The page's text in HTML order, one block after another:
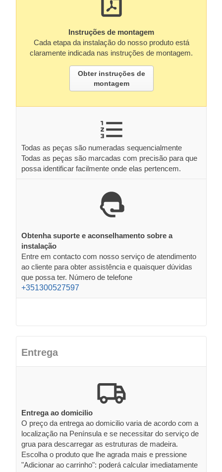
Instruções de montagem
Cada etapa da instalação do nosso produto está
claramente indicada nas instruções de montagem.
Obter instruções de
montagem
Todas as peças são numeradas sequencialmente
Todas as peças são marcadas com precisão para que
possa identificar facilmente onde elas pertencem.
Obtenha suporte e aconselhamento sobre a
instalação
Entre em contacto com nosso serviço de atendimento
ao cliente para obter assistência e quaisquer dúvidas
que possa ter. Número de telefone
+351300527597
Entrega
Entrega ao domicilio
O preço da entrega ao domicilio varia de acordo com a
localização na Península e se necessitar do serviço de
grua para descarregar as estruturas de madeira.
Escolha o produto que lhe agrada mais e pressione
"Adicionar ao carrinho": poderá calcular imediatamente